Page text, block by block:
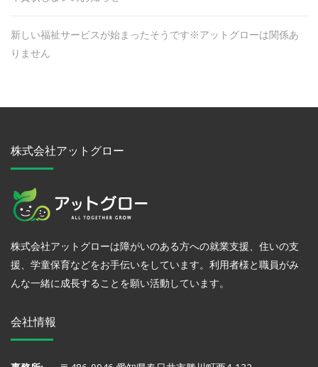
新しい福祉サービスが始まったそうです※アットグローは関係あ
りません
株式会社アットグロー
株式会社アットグローは障がいのある方への就業支援、住いの支
援、学童保育などをお手伝いをしています。利用者様と職員がみ
んな一緒に成長することを願い活動しています。
会社情報